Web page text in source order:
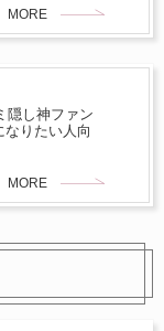
MORE
隠し神ファン
りたい人向
MORE